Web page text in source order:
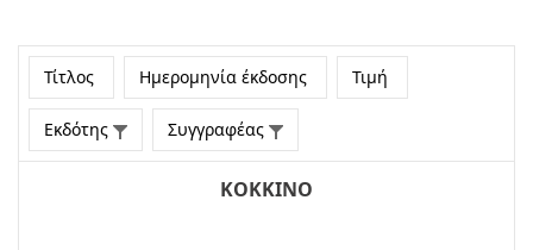
Τίτλος Ημερομηνία έκδοσης Τιμή
Εκδότης Συγγραφέας
ΚΟΚΚΙΝΟ